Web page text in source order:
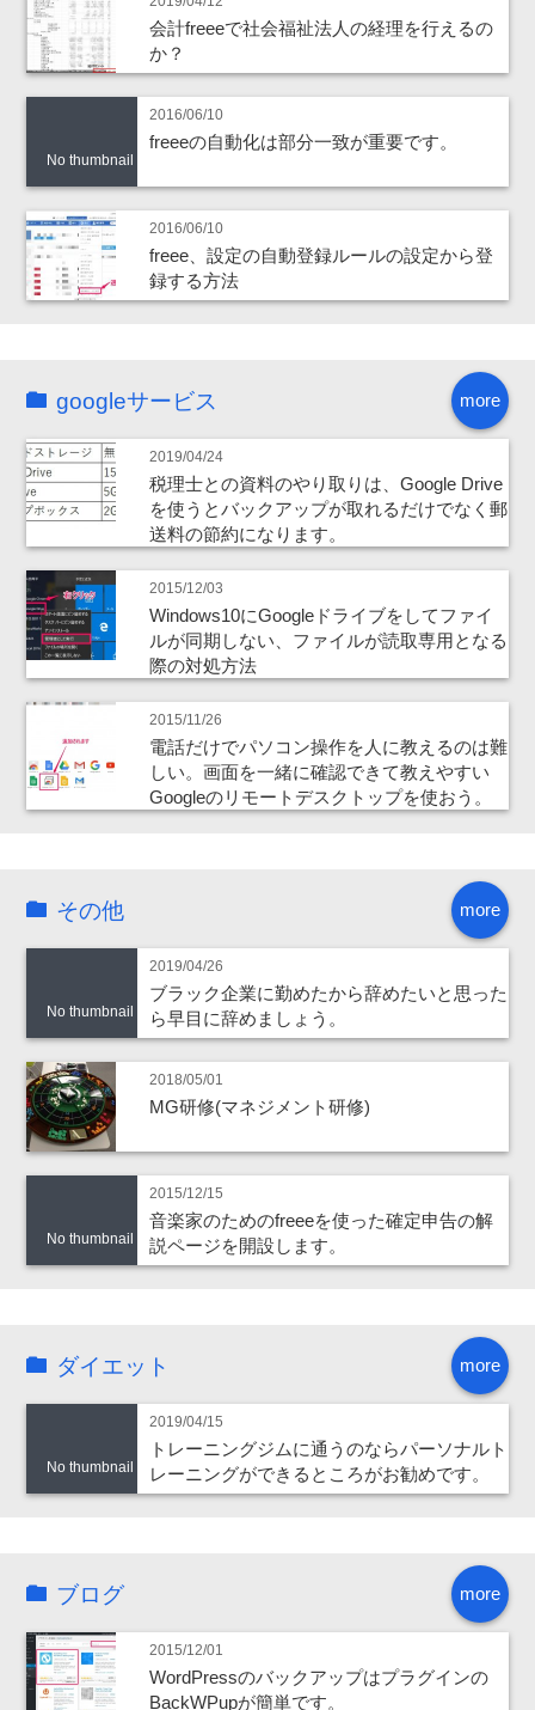
会計freeeで社会福祉法人の経理を行えるの
か？
No thumbnail
2016/06/10
freeeの自動化は部分一致が重要です。
2016/06/10
freee、設定の自動登録ルールの設定から登
録する方法
more
googleサービス
2019/04/24
税理士との資料のやり取りは、Google Drive
を使うとバックアップが取れるだけでなく郵
送料の節約になります。
2015/12/03
Windows10にGoogleドライブをしてファイ
ルが同期しない、ファイルが読取専用となる
際の対処方法
2015/11/26
電話だけでパソコン操作を人に教えるのは難
しい。画面を一緒に確認できて教えやすい
Googleのリモートデスクトップを使おう。
more
その他
No thumbnail
2019/04/26
ブラック企業に勤めたから辞めたいと思った
ら早目に辞めましょう。
2018/05/01
MG研修(マネジメント研修)
No thumbnail
2015/12/15
音楽家のためのfreeeを使った確定申告の解
説ページを開設します。
more
ダイエット
No thumbnail
2019/04/15
トレーニングジムに通うのならパーソナルト
レーニングができるところがお勧めです。
more
ブログ
2015/12/01
WordPressのバックアップはプラグインの
BackWPupが簡単です。